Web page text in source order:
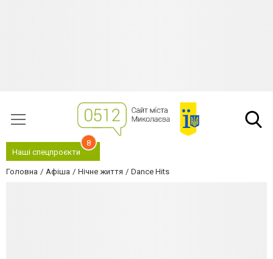
Наші спецпроєкти
8
Головна Афіша Нічне життя Dance Hits